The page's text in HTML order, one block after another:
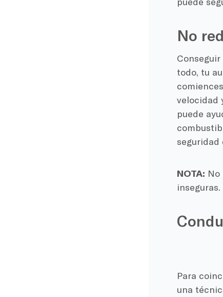
No
Conseguir
todo, tu
velocidad
puede
seguridad
NOTA:
Para
una